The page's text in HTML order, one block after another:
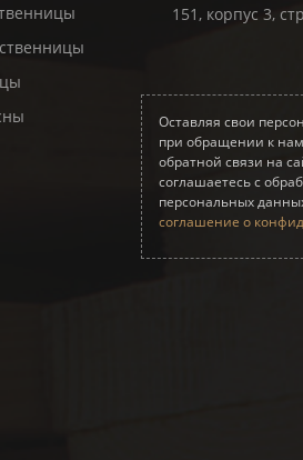
151, корпус 3,
Оставляя свои
при обращении к
обратной связи на
соглашаетесь с
персональных
соглашение о